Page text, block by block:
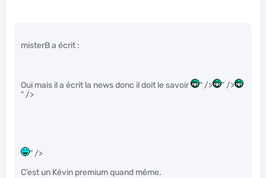
misterB a écrit :
Oui mais il a écrit la news donc il doit le savoir " />
" />
" />
" />
C’est un Kévin premium quand même.